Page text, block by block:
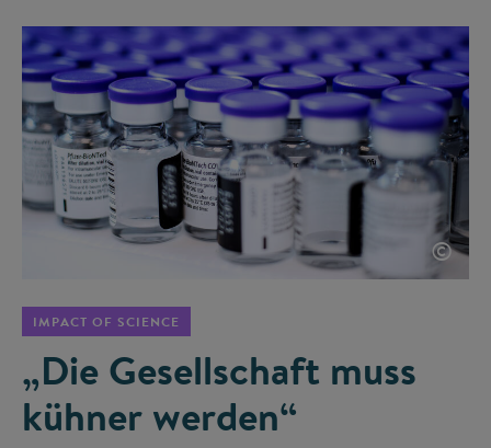
©
IMPACT OF SCIENCE
„Die Gesellschaft muss
kühner werden“